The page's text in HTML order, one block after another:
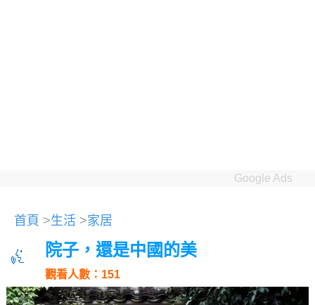
Google Ads
首頁 >生活 >家居
院子，還是中國的美
觀看人數：151